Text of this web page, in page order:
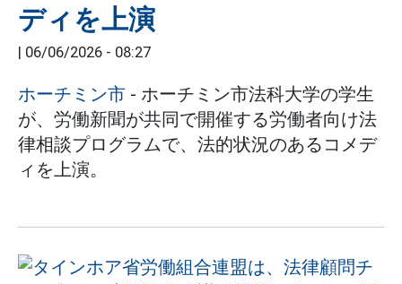
ディを上演
| 06/06/2026 - 08:27
ホーチミン市 - ホーチミン市法科大学の学生
が、労働新聞が共同で開催する労働者向け法
律相談プログラムで、法的状況のあるコメデ
ィを上演。